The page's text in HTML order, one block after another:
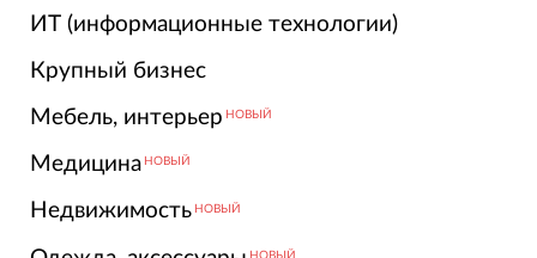
ИТ (информационные технологии)
Крупный бизнес
Мебель, интерьер НОВЫЙ
Медицина НОВЫЙ
Недвижимость НОВЫЙ
НОВЫЙ